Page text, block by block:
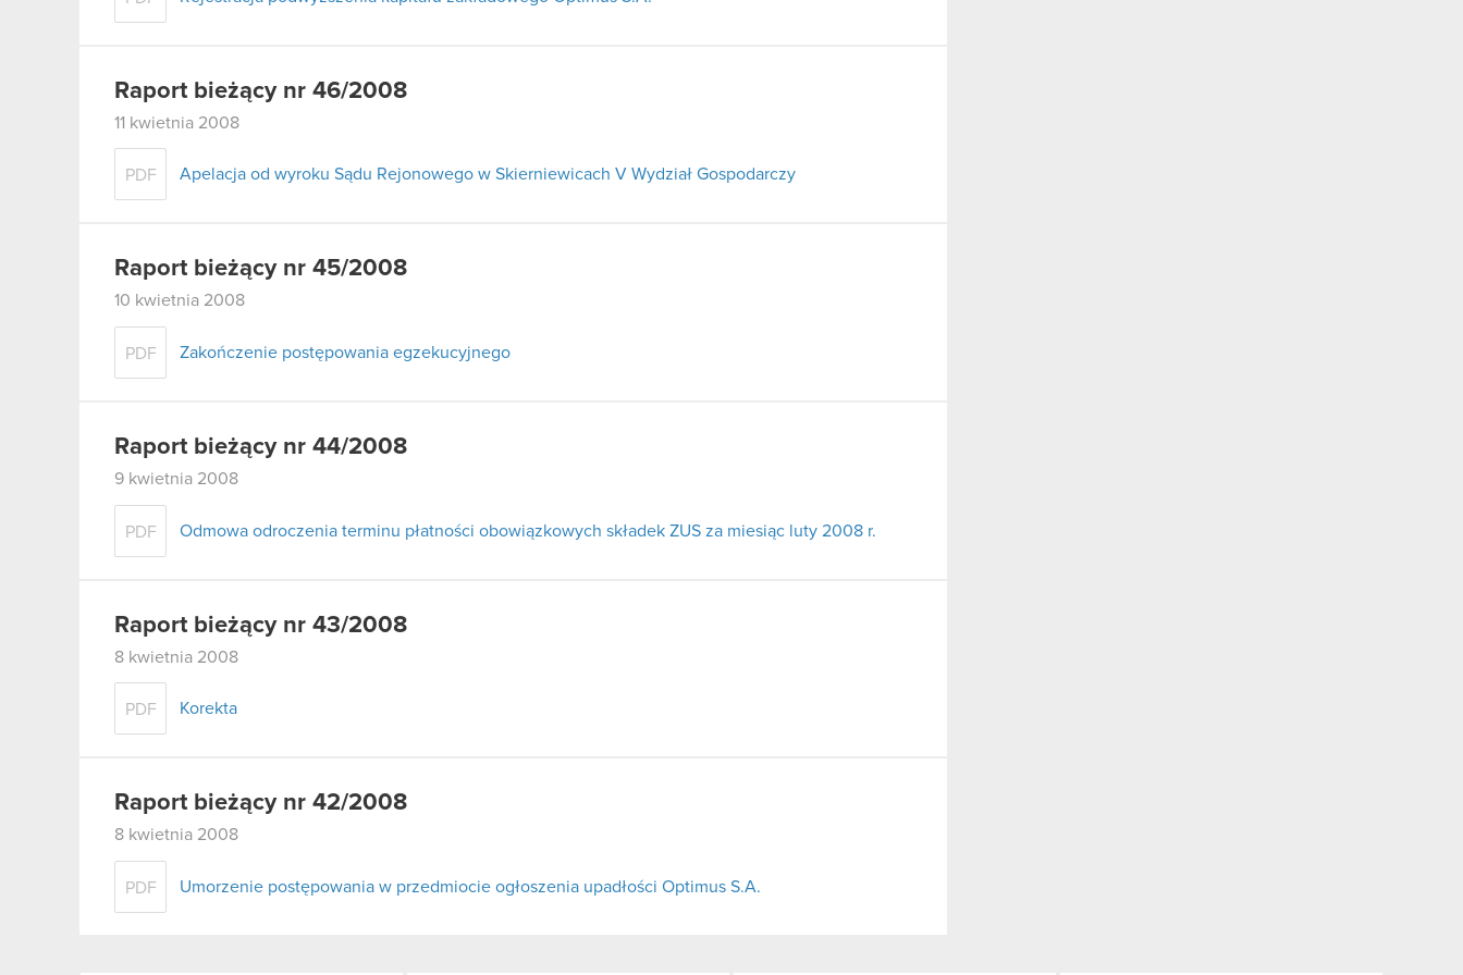
Raport bieżący nr 46/2008
11 kwietnia 2008
PDF Apelacja od wyroku Sądu Rejonowego w Skierniewicach V Wydział Gospodarczy
Raport bieżący nr 45/2008
10 kwietnia 2008
PDF Zakończenie postępowania egzekucyjnego
Raport bieżący nr 44/2008
9 kwietnia 2008
PDF Odmowa odroczenia terminu płatności obowiązkowych składek ZUS za miesiąc luty 2008 r.
Raport bieżący nr 43/2008
8 kwietnia 2008
PDF Korekta
Raport bieżący nr 42/2008
8 kwietnia 2008
PDF Umorzenie postępowania w przedmiocie ogłoszenia upadłości Optimus S.A.